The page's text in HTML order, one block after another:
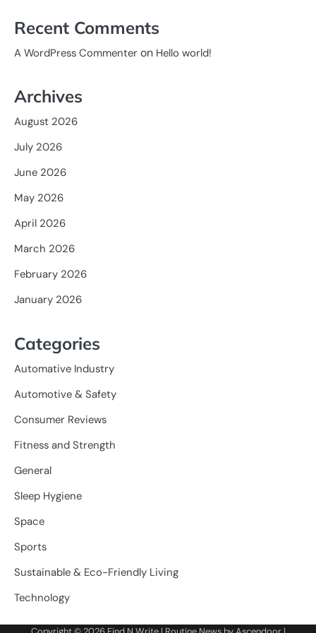
Recent Comments
A WordPress Commenter on Hello world!
Archives
August 2026
July 2026
June 2026
May 2026
April 2026
March 2026
February 2026
January 2026
Categories
Automative Industry
Automotive & Safety
Consumer Reviews
Fitness and Strength
General
Sleep Hygiene
Space
Sports
Sustainable & Eco-Friendly Living
Technology